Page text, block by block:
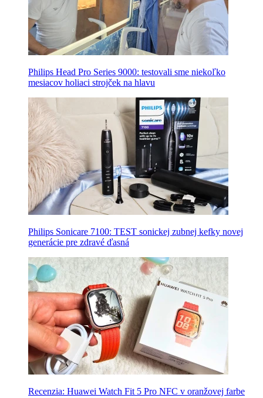
Philips Head Pro Series 9000: testovali sme niekoľko
mesiacov holiaci strojček na hlavu
Philips Sonicare 7100: TEST sonickej zubnej kefky novej
generácie pre zdravé ďasná
Recenzia: Huawei Watch Fit 5 Pro NFC v oranžovej farbe